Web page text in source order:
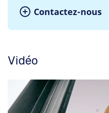
Contactez-nous
Vidéo